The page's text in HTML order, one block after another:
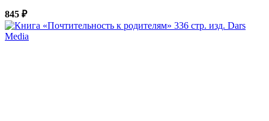
845 ₽